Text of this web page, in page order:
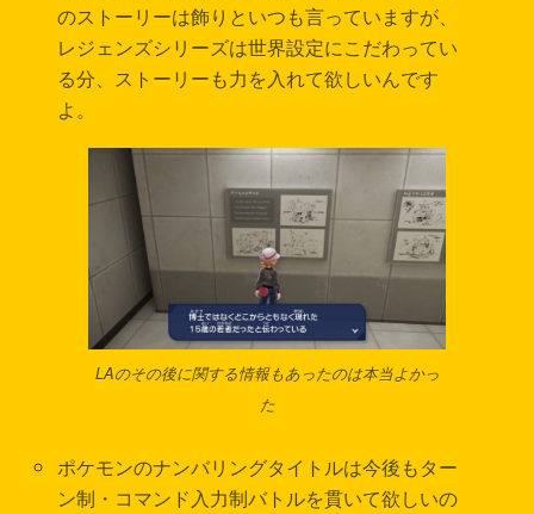
のストーリーは飾りといつも言っていますが、
レジェンズシリーズは世界設定にこだわってい
る分、ストーリーも力を入れて欲しいんです
よ。
LAのその後に関する情報もあったのは本当よかっ
た
ポケモンのナンバリングタイトルは今後もター
ン制・コマンド入力制バトルを貫いて欲しいの